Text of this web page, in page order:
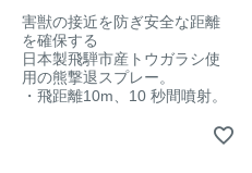
害獣の接近を防ぎ安全な距離
を確保する
日本製飛騨市産トウガラシ使
用の熊撃退スプレー。
・飛距離10m、10 秒間噴射。
タヌキ対策
アナグマ対策